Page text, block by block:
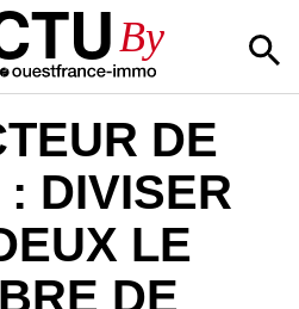
By
DE
: DIVISER
LE
DE